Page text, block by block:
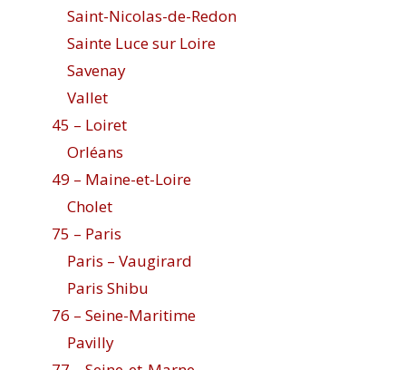
Saint-Nicolas-de-Redon
Sainte Luce sur Loire
Savenay
Vallet
45 – Loiret
Orléans
49 – Maine-et-Loire
Cholet
75 – Paris
Paris – Vaugirard
Paris Shibu
76 – Seine-Maritime
Pavilly